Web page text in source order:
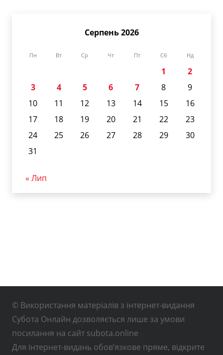
Серпень 2026
Пн Вт Ср Чт Пт Сб Нд
1
2
3
4 5 6 7 8
9
10
11 12 13 14 15
16
17
18 19 20 21 22
23
24
25 26 27 28 29
30
31
« Лип
© Використання матеріалів з інтернет-видання
Субота Онлайн дозволяється лише за умови
посилання на сайт subota.online
Для інтернет-видань обов’язкове пряме, відкрите